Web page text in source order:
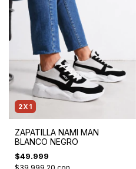
2X1
ZAPATILLA NAMI MAN
BLANCO NEGRO
$49.999